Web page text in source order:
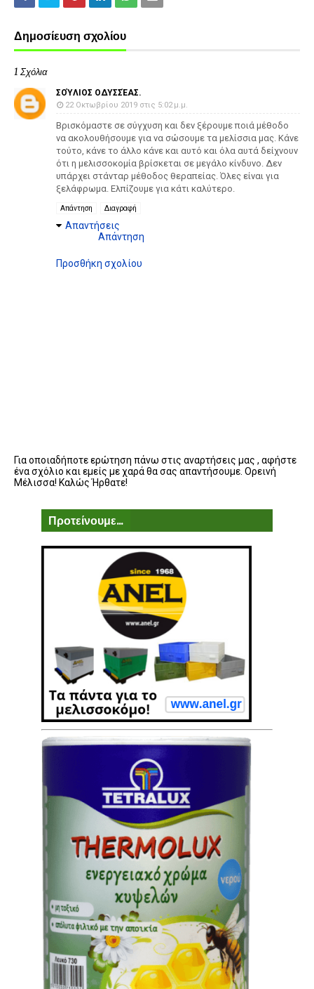
Δημοσίευση σχολίου
1 Σχόλια
ΣΟΎΛΙΟΣ ΟΔΥΣΣΈΑΣ.
22 Οκτωβρίου 2019 στις 5:02 μ.μ.
Βρισκόμαστε σε σύγχυση και δεν ξέρουμε ποιά μέθοδο
να ακολουθήσουμε για να σώσουμε τα μελίσσια μας. Κάνε
τούτο, κάνε το άλλο κάνε και αυτό και όλα αυτά δείχνουν
ότι η μελισσοκομία βρίσκεται σε μεγάλο κίνδυνο. Δεν
υπάρχει στάνταρ μέθοδος θεραπείας. Όλες είναι για
ξελάφρωμα. Ελπίζουμε για κάτι καλύτερο.
Απάντηση Διαγραφή
Απαντήσεις
Απάντηση
Προσθήκη σχολίου
Για οποιαδήποτε ερώτηση πάνω στις αναρτήσεις μας , αφήστε
ένα σχόλιο και εμείς με χαρά θα σας απαντήσουμε. Ορεινή
Μέλισσα! Καλώς Ήρθατε!
Προτείνουμε...